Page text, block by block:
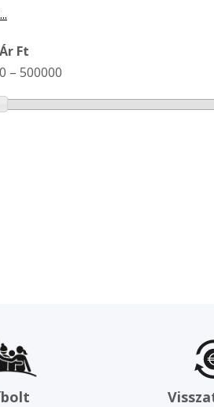
Ár Ft
0 – 500000